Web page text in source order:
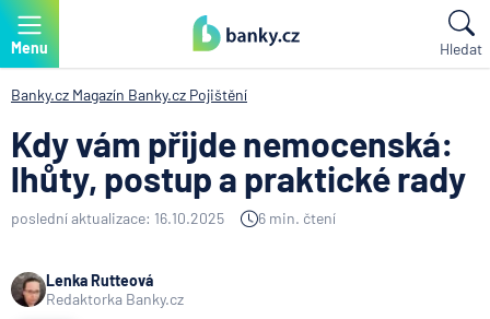
Menu Hledat
Banky.cz Magazín Banky.cz Pojištění
Kdy vám přijde nemocenská:
lhůty, postup a praktické rady
poslední aktualizace: 16.10.2025 6 min. čtení
Lenka Rutteová
Redaktorka Banky.cz